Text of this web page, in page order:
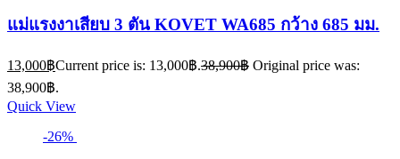
แม่แรงงาเสียบ 3 ตัน KOVET WA685 กว้าง 685 มม.
13,000฿Current price is: 13,000฿.38,900฿ Original price was:
38,900฿.
Quick View
-26%